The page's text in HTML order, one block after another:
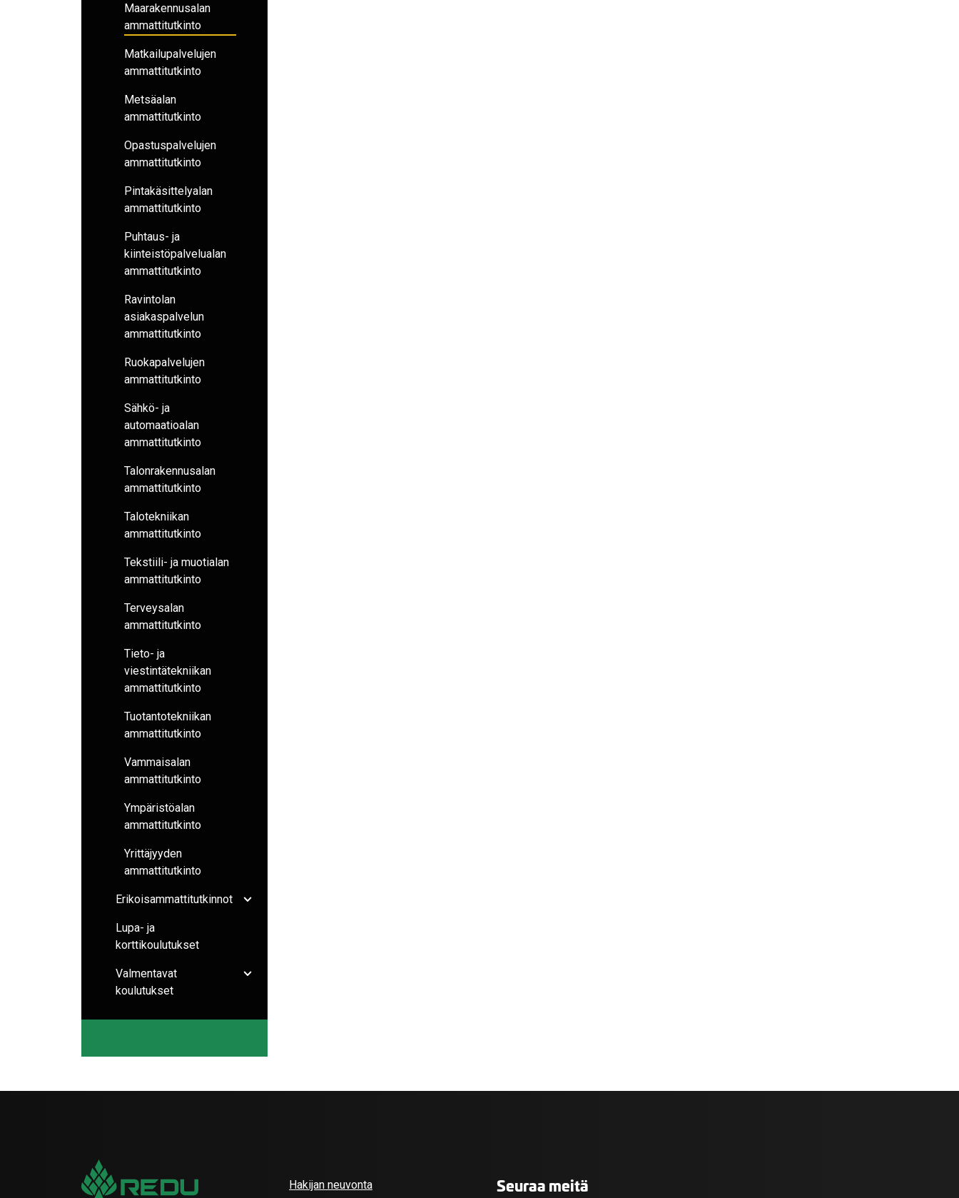
Maarakennusalan
ammattitutkinto
Matkailupalvelujen
ammattitutkinto
Metsäalan
ammattitutkinto
Opastuspalvelujen
ammattitutkinto
Pintakäsittelyalan
ammattitutkinto
Puhtaus- ja
kiinteistöpalvelualan
ammattitutkinto
Ravintolan
asiakaspalvelun
ammattitutkinto
Ruokapalvelujen
ammattitutkinto
Sähkö- ja
automaatioalan
ammattitutkinto
Talonrakennusalan
ammattitutkinto
Talotekniikan
ammattitutkinto
Tekstiili- ja muotialan
ammattitutkinto
Terveysalan
ammattitutkinto
Tieto- ja
viestintätekniikan
ammattitutkinto
Tuotantotekniikan
ammattitutkinto
Vammaisalan
ammattitutkinto
Ympäristöalan
ammattitutkinto
Yrittäjyyden
ammattitutkinto
Erikoisammattitutkinnot
Lupa- ja
korttikoulutukset
Valmentavat
koulutukset
Hakijan neuvonta Seuraa meitä